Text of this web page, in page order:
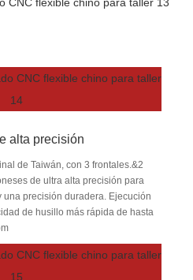
alta precisión
de Taiwán, con 3 frontales.&2
de ultra alta precisión para
precisión duradera. Ejecución
de husillo más rápida de hasta
rpm